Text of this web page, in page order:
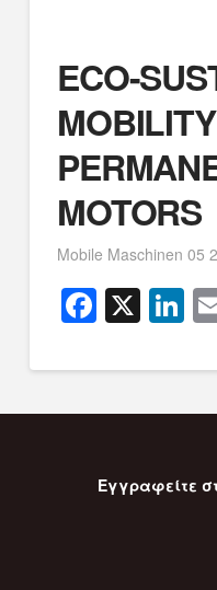
ECO-
MOTORS
Mobile Maschinen 05
X
Εγγραφείτε